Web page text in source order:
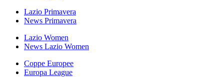
Lazio Primavera
News Primavera
Lazio Women
News Lazio Women
Coppe Europee
Europa League